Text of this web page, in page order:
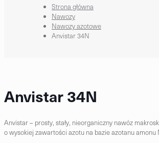
Strona główna
Nawozy
Nawozy azotowe
Anvistar 34N
Anvistar 34N
Anvistar – prosty, stały, nieorganiczny nawóz
o wysokiej zawartości azotu na bazie azotanu amonu